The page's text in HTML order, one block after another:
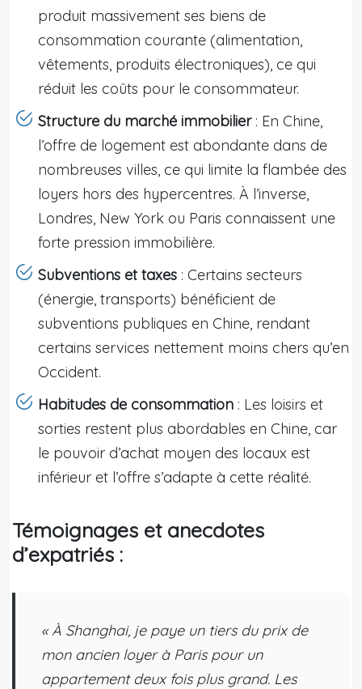
produit massivement ses biens de
consommation courante (alimentation,
vêtements, produits électroniques), ce qui
réduit les coûts pour le consommateur.
Structure du marché immobilier: En Chine,
l’offre de logement est abondante dans de
nombreuses villes, ce qui limite la flambée des
loyers hors des hypercentres. À l’inverse,
Londres, New York ou Paris connaissent une
forte pression immobilière.
Subventions et taxes : Certains secteurs
(énergie, transports) bénéficient de
subventions publiques en Chine, rendant
certains services nettement moins chers qu’en
Occident.
Habitudes de consommation : Les loisirs et
sorties restent plus abordables en Chine, car
le pouvoir d’achat moyen des locaux est
inférieur et l’offre s’adapte à cette réalité.
Témoignages et anecdotes
d’expatriés :
« À Shanghai, je paye un tiers du prix de
mon ancien loyer à Paris pour un
appartement deux fois plus grand. Les